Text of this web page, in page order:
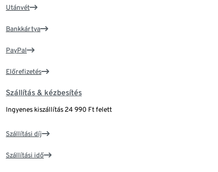
Utánvét
Bankkártya
PayPal
Előrefizetés
Szállítás & kézbesítés
Ingyenes kiszállítás 24 990 Ft felett
Szállítási díj
Szállítási idő